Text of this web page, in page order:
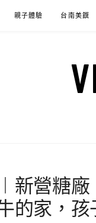
親子體驗 台南美饌
新營糖
的家，